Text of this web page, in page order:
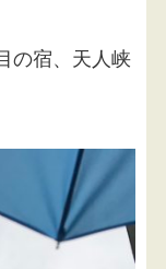
の宿、天人峡